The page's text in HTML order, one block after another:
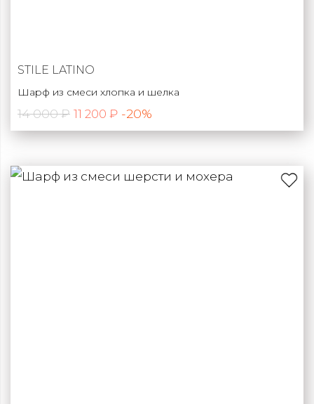
STILE LATINO
Шарф из смеси хлопка и шелка
14 000 ₽ 11 200 ₽ -20%